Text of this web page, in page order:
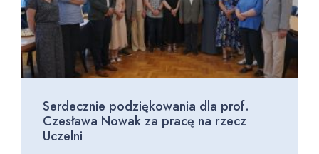
Serdecznie podziękowania dla prof.
Czesława Nowak za pracę na rzecz
Uczelni